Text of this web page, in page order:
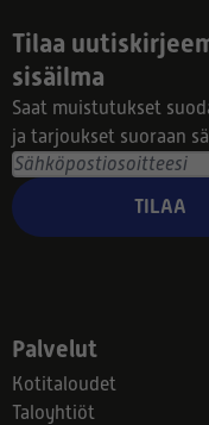
Tilaa
sisäilma
Saat muistutukset
ja tarjoukset suoraan
TILAA
Palvelut
Kotitaloudet
Taloyhtiöt